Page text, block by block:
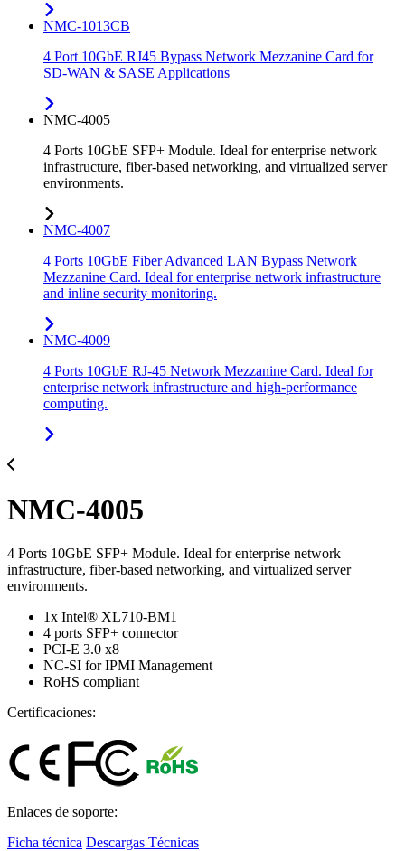
NMC-1013CB
4 Port 10GbE RJ45 Bypass Network Mezzanine Card for
SD-WAN & SASE Applications
NMC-4005
4 Ports 10GbE SFP+ Module. Ideal for enterprise network
infrastructure, fiber-based networking, and virtualized server
environments.
NMC-4007
4 Ports 10GbE Fiber Advanced LAN Bypass Network
Mezzanine Card. Ideal for enterprise network infrastructure
and inline security monitoring.
NMC-4009
4 Ports 10GbE RJ-45 Network Mezzanine Card. Ideal for
enterprise network infrastructure and high-performance
computing.
NMC-4005
4 Ports 10GbE SFP+ Module. Ideal for enterprise network
infrastructure, fiber-based networking, and virtualized server
environments.
1x Intel® XL710-BM1
4 ports SFP+ connector
PCI-E 3.0 x8
NC-SI for IPMI Management
RoHS compliant
Certificaciones:
Enlaces de soporte:
Ficha técnica Descargas Técnicas